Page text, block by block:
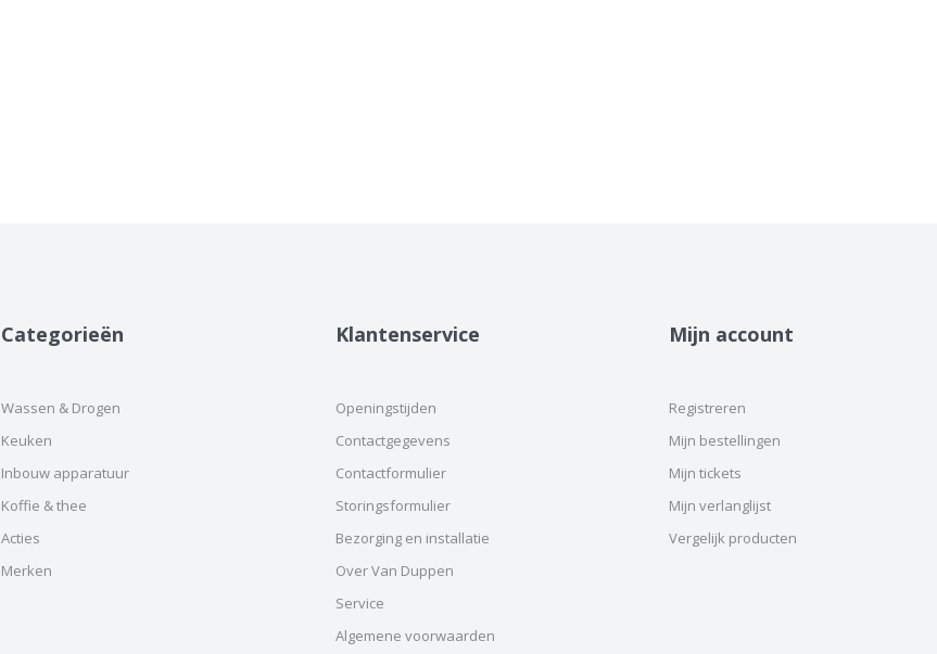
Categorieën
Wassen & Drogen
Keuken
Inbouw apparatuur
Koffie & thee
Acties
Merken
Klantenservice
Openingstijden
Contactgegevens
Contactformulier
Storingsformulier
Bezorging en installatie
Over Van Duppen
Service
Algemene voorwaarden
Mijn account
Registreren
Mijn bestellingen
Mijn tickets
Mijn verlanglijst
Vergelijk producten